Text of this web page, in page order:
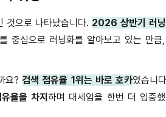
것으로 나타났습니다. 2026 상반기 러
중심으로 러닝화를 알아보고 있는 만큼
요? 검색 점유율 1 위는 바로 호카였습니다
율을 차지하며 대세임을 한번 더 입증